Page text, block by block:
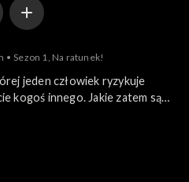
Sezon 1, Na ratunek!
jeden człowiek ryzykuje
kogoś innego. Jakie zatem są
Jak gaszono pierwsze
nam się ze strażakami? Aby